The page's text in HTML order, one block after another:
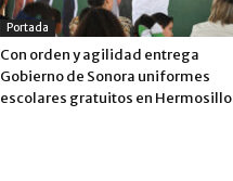
Portada
Con orden y agilidad entrega
Gobierno de Sonora uniformes
escolares gratuitos en Hermosillo